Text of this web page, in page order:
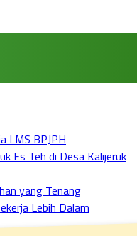
LMS BPJPH
Es Teh di Desa Kalijeruk
yang Tenang
Lebih Dalam